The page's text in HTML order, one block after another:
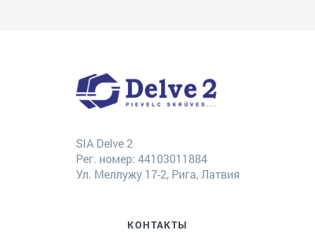
SIA Delve 2
Рег. номер: 44103011884
Ул. Меллужу 17-2, Рига, Латвия
КОНТАКТЫ